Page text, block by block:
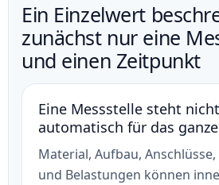
Ein Einzelwert
zunächst nur eine
und einen Zeitpunkt
Eine Messstelle steht nicht
automatisch für das
Material, Aufbau,
und Belastungen können